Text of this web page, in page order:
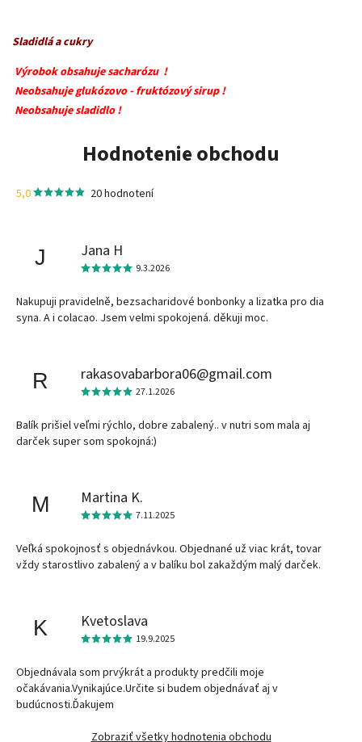
Sladidlá a cukry
Výrobok obsahuje sacharózu !
Neobsahuje glukózovo - fruktózový sirup !
Neobsahuje sladidlo !
Hodnotenie obchodu
5,0 20 hodnotení
J Jana H
9.3.2026
Nakupuji pravidelně, bezsacharidové bonbonky a lizatka pro dia
syna. A i colacao. Jsem velmi spokojená. děkuji moc.
R rakasovabarbora06@gmail.com
27.1.2026
Balík prišiel veľmi rýchlo, dobre zabalený.. v nutri som mala aj
darček super som spokojná:)
M Martina K.
7.11.2025
Veľká spokojnosť s objednávkou. Objednané už viac krát, tovar
vždy starostlivo zabalený a v balíku bol zakaždým malý darček.
K Kvetoslava
19.9.2025
Objednávala som prvýkrát a produkty predčili moje
očakávania.Vynikajúce.Určite si budem objednávať aj v
budúcnosti.Ďakujem
Zobraziť všetky hodnotenia obchodu